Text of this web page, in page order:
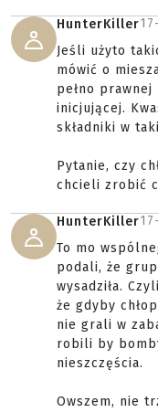
HunterKiller
Jeśli użyto
mówić o
pełno
inicjującej.
składniki w
Pytanie, czy
chcieli zrobić
HunterKiller
To mo
podali, że
wysadziła.
że gdyby
nie grali w
robili by
nieszczęścia.
Owszem, nie